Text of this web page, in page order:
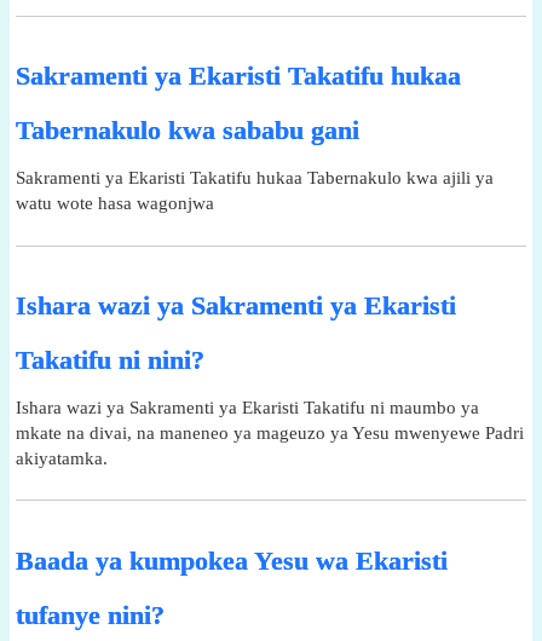
Sakramenti ya Ekaristi Takatifu hukaa
Tabernakulo kwa sababu gani
Sakramenti ya Ekaristi Takatifu hukaa Tabernakulo kwa ajili ya
watu wote hasa wagonjwa
Ishara wazi ya Sakramenti ya Ekaristi
Takatifu ni nini?
Ishara wazi ya Sakramenti ya Ekaristi Takatifu ni maumbo ya
mkate na divai, na maneneo ya mageuzo ya Yesu mwenyewe Padri
akiyatamka.
Baada ya kumpokea Yesu wa Ekaristi
tufanye nini?